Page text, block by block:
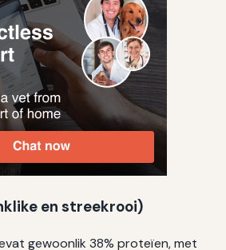
en streekrooi)
gewoonlik 38% proteïen, met